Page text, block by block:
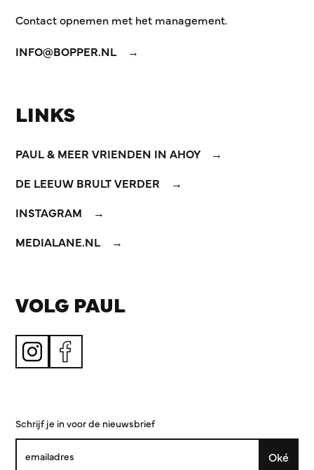
Contact opnemen met het management.
INFO@BOPPER.NL
LINKS
PAUL & MEER VRIENDEN IN AHOY
DE LEEUW BRULT VERDER
INSTAGRAM
MEDIALANE.NL
VOLG PAUL
Schrijf je in voor de nieuwsbrief
Oké